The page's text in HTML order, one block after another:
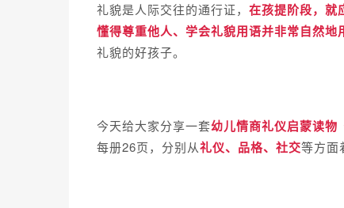
礼貌是人际交往的通行证， 在孩提阶段，就
懂得尊重他人、学会礼貌用语并非常自然地
礼貌的好孩子。
今天给大家分享一套幼儿情商礼仪启蒙读物
每册26页，分别从礼仪、品格、社交等方面